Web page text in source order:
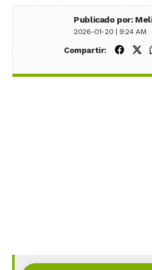
Publicado por:
2026-01-20 | 9:24 AM
Compartir: